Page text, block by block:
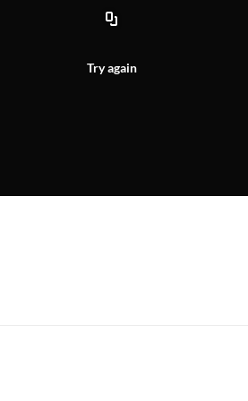
Try again